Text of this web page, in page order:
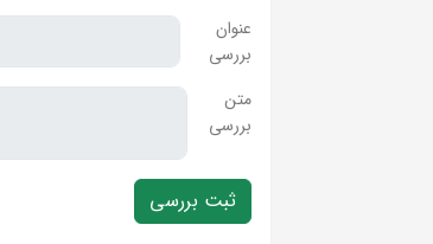
عنوان
بررسی
متن
بررسی